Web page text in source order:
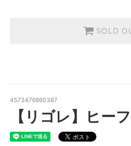
SOLD
4573476860387
【リゴレ】ヒー